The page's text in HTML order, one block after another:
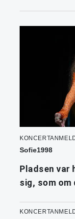
Sofie1998
Pladsen var
sig, som om